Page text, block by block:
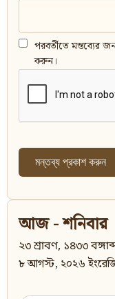
পরবর্তীতে মন্তব্যের
করুন।
আজ - শনিবার
২৩ শ্রাবণ, ১৪৩৩
৮ আগস্ট, ২০২৬